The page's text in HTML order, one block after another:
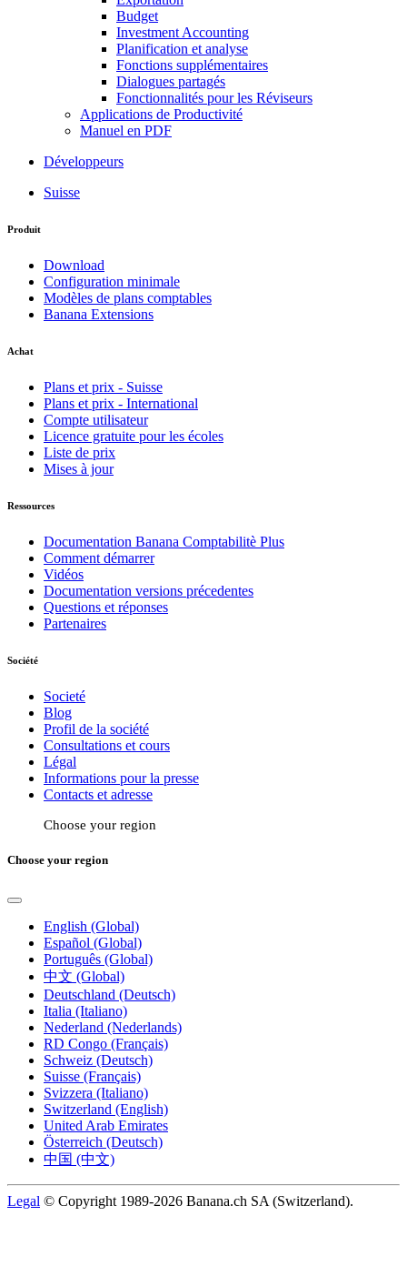
Budget
Investment Accounting
Planification et analyse
Fonctions supplémentaires
Dialogues partagés
Fonctionnalités pour les Réviseurs
Applications de Productivité
Manuel en PDF
Développeurs
Suisse
Produit
Download
Configuration minimale
Modèles de plans comptables
Banana Extensions
Achat
Plans et prix - Suisse
Plans et prix - International
Compte utilisateur
Licence gratuite pour les écoles
Liste de prix
Mises à jour
Ressources
Documentation Banana Comptabilitè Plus
Comment démarrer
Vidéos
Documentation versions précedentes
Questions et réponses
Partenaires
Société
Societé
Blog
Profil de la société
Consultations et cours
Légal
Informations pour la presse
Contacts et adresse
Choose your region
Choose your region
English (Global)
Español (Global)
Português (Global)
中文 (Global)
Deutschland (Deutsch)
Italia (Italiano)
Nederland (Nederlands)
RD Congo (Français)
Schweiz (Deutsch)
Suisse (Français)
Svizzera (Italiano)
Switzerland (English)
United Arab Emirates
Österreich (Deutsch)
中国 (中文)
Legal © Copyright 1989-2026 Banana.ch SA (Switzerland).